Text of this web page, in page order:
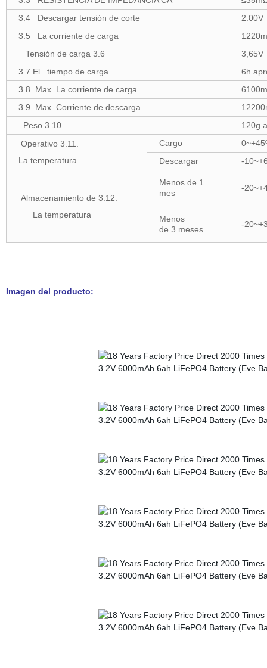
3.4 Descargar tensión de corte
2.00V
3.5 La corriente de carga
Tensión de carga 3.6
3,65V
3.7 El tiempo de carga
6h
3.8 Max. La corriente de carga
3.9 Max. Corriente de descarga
Peso 3.10.
120g
Operativo 3.11.
La temperatura
Cargo
Descargar
-
Almacenamiento de 3.12.
La temperatura
Menos de 1
mes
-
Menos
de 3 meses
-
Imagen del producto: